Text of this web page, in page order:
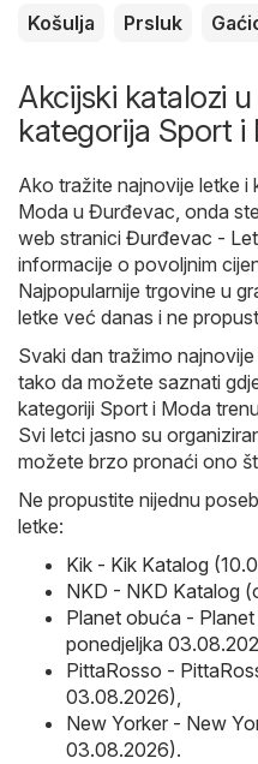
Košulja
Prsluk
Akcijski katalozi
kategorija Sport i
Ako tražite najnovije letke i
Moda u Đurđevac, onda
web stranici Đurđevac -
informacije o povoljnim
Najpopularnije trgovine u
letke već danas i ne
Svaki dan tražimo
tako da možete saznati
kategoriji Sport i Moda
Svi letci jasno su
možete brzo pronaći ono
Ne propustite nijednu
letke:
Kik - Kik Katalog
NKD - NKD Katalog
Planet obuća -
ponedjeljka
PittaRosso -
03.08.2026),
New Yorker - New
03.08.2026).